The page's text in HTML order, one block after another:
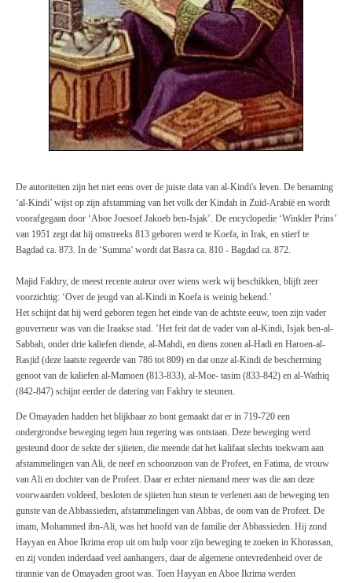
De autoriteiten zijn het niet eens over de juiste data van al-Kindi's leven. De benaming
‘al-Kindi’ wijst op zijn afstamming van het volk der Kindah in Zuid-Arabië en wordt
voorafgegaan door ‘Aboe Joesoef Jakoeb ben-Isjak’. De encyclopedie ‘Winkler Prins’
van 1951 zegt dat hij omstreeks 813 geboren werd te Koefa, in Irak, en stierf te
Bagdad ca. 873. In de ‘Summa’ wordt dat Basra ca. 810 - Bagdad ca. 872.
Majid Fakhry, de meest recente auteur over wiens werk wij beschikken, blijft zeer
voorzichtig: ‘Over de jeugd van al-Kindi in Koefa is weinig bekend.’
Het schijnt dat hij werd geboren tegen het einde van de achtste eeuw, toen zijn vader
gouverneur was van die Iraakse stad. ’Het feit dat de vader van al-Kindi, Isjak ben-al-
Sabbah, onder drie kaliefen diende, al-Mahdi, en diens zonen al-Hadi en Haroen-al-
Rasjid (deze laatste regeerde van 786 tot 809) en dat onze al-Kindi de bescherming
genoot van de kaliefen al-Mamoen (813-833), al-Moe- tasim (833-842) en al-Wathiq
(842-847) schijnt eerder de datering van Fakhry te steunen.
De Omayaden hadden het blijkbaar zo bont gemaakt dat er in 719-720 een
ondergrondse beweging tegen hun regering was ontstaan. Deze beweging werd
gesteund door de sekte der sjiieten, die meende dat het kalifaat slechts toekwam aan
afstammelingen van Ali, de neef en schoonzoon van de Profeet, en Fatima, de vrouw
van Ali en dochter van de Profeet. Daar er echter niemand meer was die aan deze
voorwaarden voldeed, besloten de sjiieten hun steun te verlenen aan de beweging ten
gunste van de Abbassieden, afstammelingen van Abbas, de oom van de Profeet. De
imam, Mohammed ibn-Ali, was het hoofd van de familie der Abbassieden. Hij zond
Hayyan en Aboe Ikrima erop uit om hulp voor zijn beweging te zoeken in Khorassan,
en zij vonden inderdaad veel aanhangers, daar de algemene ontevredenheid over de
tirannie van de Omayaden groot was. Toen Hayyan en Aboe Ikrima werden